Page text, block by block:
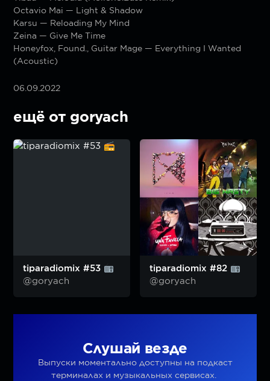
Octavio Mai — Light & Shadow
Karsu — Reloading My Mind
Zeina — Give Me Time
Honeyfox, Found., Guitar Mage — Everything I Wanted
(Acoustic)
06.09.2022
ещё от goryach
tiparadiomix #53
@goryach
tiparadiomix #82
@goryach
Слушай везде
Выпуски моментально доступны на подкаст
терминалах и музыкальных сервисах.